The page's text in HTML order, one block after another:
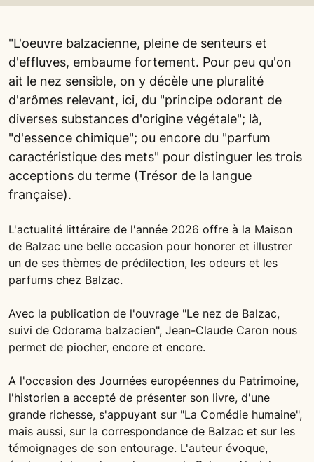
"L'oeuvre balzacienne, pleine de senteurs et
d'effluves, embaume fortement. Pour peu qu'on
ait le nez sensible, on y décèle une pluralité
d'arômes relevant, ici, du "principe odorant de
diverses substances d'origine végétale"; là,
"d'essence chimique"; ou encore du "parfum
caractéristique des mets" pour distinguer les trois
acceptions du terme (Trésor de la langue
française).
L'actualité littéraire de l'année 2026 offre à la Maison
de Balzac une belle occasion pour honorer et illustrer
un de ses thèmes de prédilection, les odeurs et les
parfums chez Balzac.
Avec la publication de l'ouvrage "Le nez de Balzac,
suivi de Odorama balzacien", Jean-Claude Caron nous
permet de piocher, encore et encore.
A l'occasion des Journées européennes du Patrimoine,
l'historien a accepté de présenter son livre, d'une
grande richesse, s'appuyant sur "La Comédie humaine",
mais aussi, sur la correspondance de Balzac et sur les
témoignages de son entourage. L'auteur évoque,